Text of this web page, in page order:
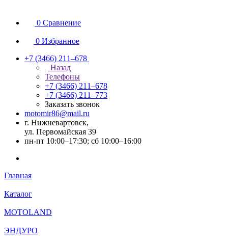
0 Сравнение
0 Избранное
+7 (3466) 211‒678
Назад
Телефоны
+7 (3466) 211‒678
+7 (3466) 211‒773
Заказать звонок
motomir86@mail.ru
г. Нижневартовск,
ул. Первомайская 39
пн-пт 10:00–17:30; сб 10:00–16:00
Главная
Каталог
MOTOLAND
ЭНДУРО